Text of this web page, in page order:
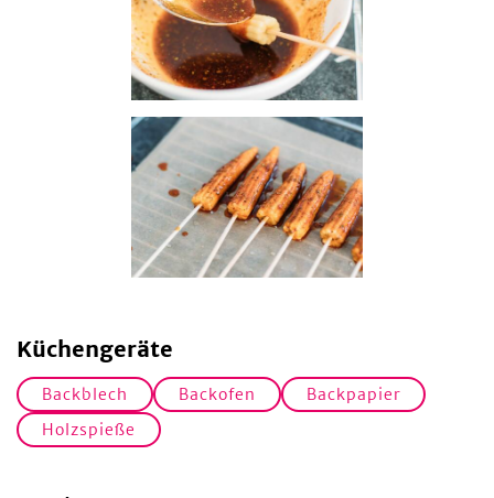
Küchengeräte
Backblech Backofen
Backpapier
Holzspieße